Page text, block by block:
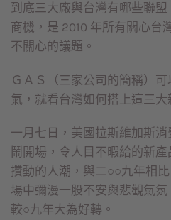
到底三大廠與台灣有哪些聯
商機，是 2010 年所有關心台
不關心的議題。
ＧＡＳ（三家公司的簡稱）
氣，就看台灣如何搭上這三大
一月七日，美國拉斯維加斯
鬧開場，令人目不暇給的新
攢動的人潮，與二○○九年相
場中彌漫一股不安與悲觀氣
較○九年大為好轉。